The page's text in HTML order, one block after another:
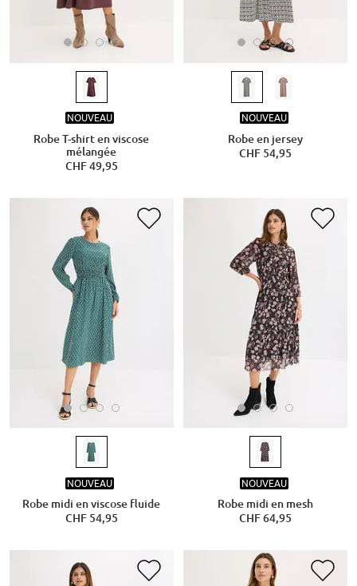
NOUVEAU
Robe T-shirt en viscose
mélangée
CHF 49,95
NOUVEAU
Robe en jersey
CHF 54,95
NOUVEAU
Robe midi en viscose fluide
CHF 54,95
NOUVEAU
Robe midi en mesh
CHF 64,95